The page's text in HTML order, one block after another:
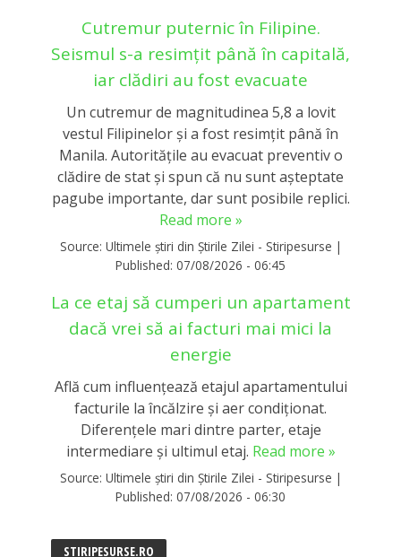
Cutremur puternic în Filipine.
Seismul s-a resimțit până în capitală,
iar clădiri au fost evacuate
Un cutremur de magnitudinea 5,8 a lovit
vestul Filipinelor și a fost resimțit până în
Manila. Autoritățile au evacuat preventiv o
clădire de stat și spun că nu sunt așteptate
pagube importante, dar sunt posibile replici.
Read more »
Source: Ultimele știri din Știrile Zilei - Stiripesurse |
Published: 07/08/2026 - 06:45
La ce etaj să cumperi un apartament
dacă vrei să ai facturi mai mici la
energie
Află cum influențează etajul apartamentului
facturile la încălzire și aer condiționat.
Diferențele mari dintre parter, etaje
intermediare și ultimul etaj. Read more »
Source: Ultimele știri din Știrile Zilei - Stiripesurse |
Published: 07/08/2026 - 06:30
STIRIPESURSE.RO